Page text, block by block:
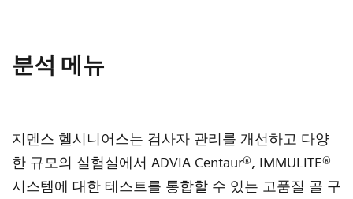
분석 메뉴
지멘스 헬시니어스는 검사자 관리를 개선하고 다양
한 규모의 실험실에서 ADVIA Centaur®, IMMULITE®
시스템에 대한 테스트를 통합할 수 있는 고품질 골 구